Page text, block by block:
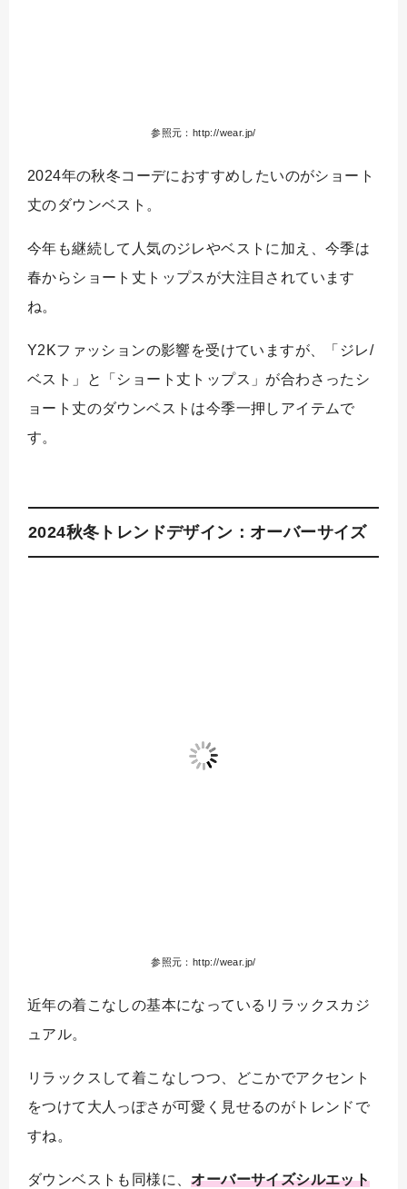
参照元：http://wear.jp/
2024年の秋冬コーデにおすすめしたいのがショート
丈のダウンベスト。
今年も継続して人気のジレやベストに加え、今季は
春からショート丈トップスが大注目されています
ね。
Y2Kファッションの影響を受けていますが、「ジレ/
ベスト」と「ショート丈トップス」が合わさったシ
ョート丈のダウンベストは今季一押しアイテムで
す。
2024秋冬トレンドデザイン：オーバーサイズ
参照元：http://wear.jp/
近年の着こなしの基本になっているリラックスカジ
ュアル。
リラックスして着こなしつつ、どこかでアクセント
をつけて大人っぽさが可愛く見せるのがトレンドで
すね。
ダウンベストも同様に、オーバーサイズシルエット